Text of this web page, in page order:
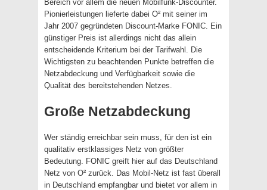
Bereich vor allem die neuen Mobilfunk-Discounter.
Pionierleistungen lieferte dabei O² mit seiner im
Jahr 2007 gegründeten Discount-Marke FONIC. Ein
günstiger Preis ist allerdings nicht das allein
entscheidende Kriterium bei der Tarifwahl. Die
Wichtigsten zu beachtenden Punkte betreffen die
Netzabdeckung und Verfügbarkeit sowie die
Qualität des bereitstehenden Netzes.
Große Netzabdeckung
Wer ständig erreichbar sein muss, für den ist ein
qualitativ erstklassiges Netz von größter
Bedeutung. FONIC greift hier auf das Deutschland
Netz von O² zurück. Das Mobil-Netz ist fast überall
in Deutschland empfangbar und bietet vor allem in